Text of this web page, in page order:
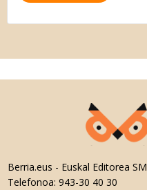
Berria.eus - Euskal Editorea SM
Telefonoa: 943-30 40 30